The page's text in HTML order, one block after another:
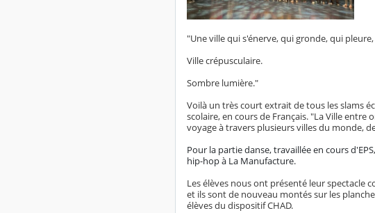
"Une ville qui s'énerve, qui gronde, qui
Ville crépusculaire.
Sombre lumière."
Voilà un très court extrait de tous les slams
scolaire, en cours de Français. "La Ville
voyage à travers plusieurs villes du monde,
Pour la partie danse, travaillée en cours
hip-hop à La Manufacture.
Les élèves nous ont présenté leur spectacle
et ils sont de nouveau montés sur les
élèves du dispositif CHAD.